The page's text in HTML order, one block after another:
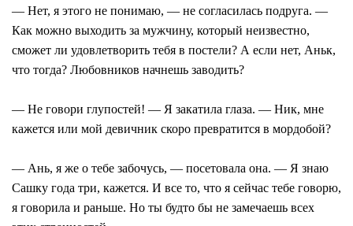
— Нет, я этого не понимаю, — не согласилась подруга. —
Как можно выходить за мужчину, который неизвестно,
сможет ли удовлетворить тебя в постели? А если нет, Аньк,
что тогда? Любовников начнешь заводить?
— Не говори глупостей! — Я закатила глаза. — Ник, мне
кажется или мой девичник скоро превратится в мордобой?
— Ань, я же о тебе забочусь, — посетовала она. — Я знаю
Сашку года три, кажется. И все то, что я сейчас тебе говорю,
я говорила и раньше. Но ты будто бы не замечаешь всех